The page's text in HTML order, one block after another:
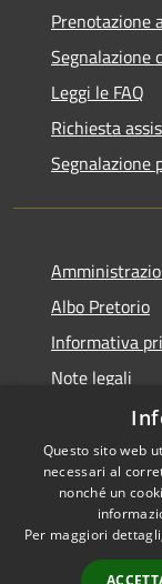
Prenotazione
Segnalazione
Leggi le FAQ
Richiesta
Segnalazione
Albo Pretorio
Informativa
Note legali
RSS
Accessibilità
Questo sito web
necessari al
nonché un
Per maggiori